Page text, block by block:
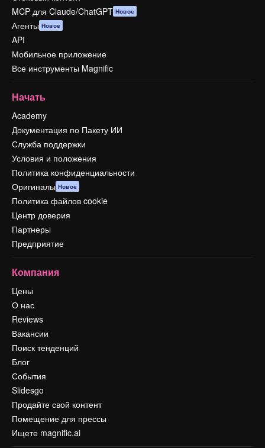
MCP для Claude/ChatGPT Новое
Агенты Новое
API
Мобильное приложение
Все инструменты Magnific
Начать
Academy
Документация по Пакету ИИ
Служба поддержки
Условия и положения
Политика конфиденциальности
Оригиналы Новое
Политика файлов cookie
Центр доверия
Партнеры
Предприятие
Компания
Цены
О нас
Reviews
Вакансии
Поиск тенденций
Блог
События
Slidesgo
Продайте свой контент
Помещение для прессы
Ищете magnific.ai